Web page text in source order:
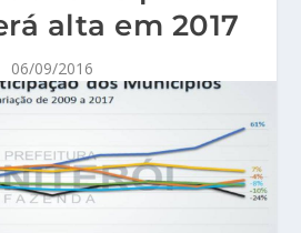
alta em 2017
06/09/2016